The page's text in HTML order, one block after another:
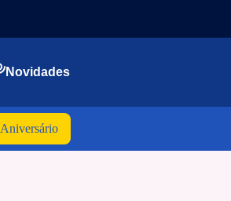
Novidades
Aniversário